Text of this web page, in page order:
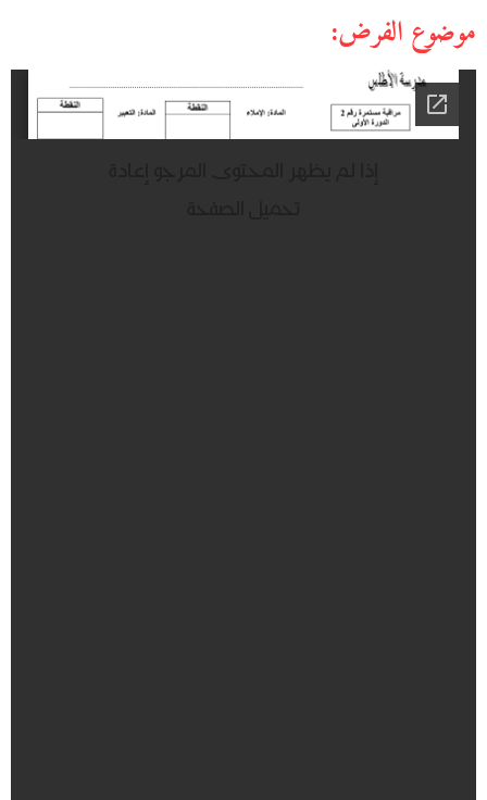
موضوع الفرض: